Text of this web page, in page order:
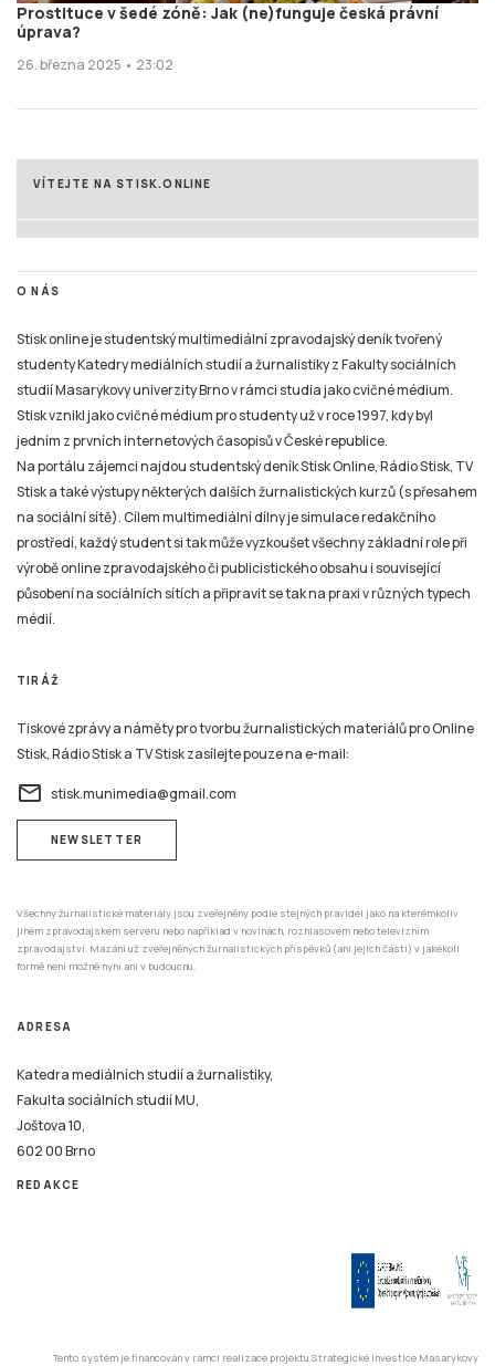
Prostituce v šedé zóně: Jak (ne)funguje česká právní
úprava?
26. března 2025 • 23:02
VÍTEJTE NA STISK.ONLINE
O NÁS
Stisk online je studentský multimediální zpravodajský deník tvořený
studenty Katedry mediálních studií a žurnalistiky z Fakulty sociálních
studií Masarykovy univerzity Brno v rámci studia jako cvičné médium.
Stisk vznikl jako cvičné médium pro studenty už v roce 1997, kdy byl
jedním z prvních internetových časopisů v České republice.
Na portálu zájemci najdou studentský deník Stisk Online, Rádio Stisk, TV
Stisk a také výstupy některých dalších žurnalistických kurzů (s přesahem
na sociální sítě). Cílem multimediální dílny je simulace redakčního
prostředí, každý student si tak může vyzkoušet všechny základní role při
výrobě online zpravodajského či publicistického obsahu i související
působení na sociálních sítích a připravit se tak na praxi v různých typech
médií.
TIRÁŽ
Tiskové zprávy a náměty pro tvorbu žurnalistických materiálů pro Online
Stisk, Rádio Stisk a TV Stisk zasílejte pouze na e-mail:
email stisk.munimedia@gmail.com
NEWSLETTER
Všechny žurnalistické materiály jsou zveřejněny podle stejných pravidel jako na kterémkoliv
jiném zpravodajském serveru nebo například v novinách, rozhlasovém nebo televizním
zpravodajství. Mazání už zveřejněných žurnalistických příspěvků (ani jejich částí) v jakékoli
formě není možné nyní ani v budoucnu.
ADRESA
Katedra mediálních studií a žurnalistiky,
Fakulta sociálních studií MU,
Joštova 10,
602 00 Brno
REDAKCE
Tento systém je financován v rámci realizace projektu Strategické investice Masarykovy